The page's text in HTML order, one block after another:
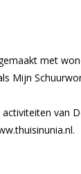
met
Mijn
van